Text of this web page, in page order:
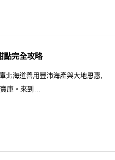
點完全攻略
海道善用豐沛海產與大地恩惠,
庫。來到…